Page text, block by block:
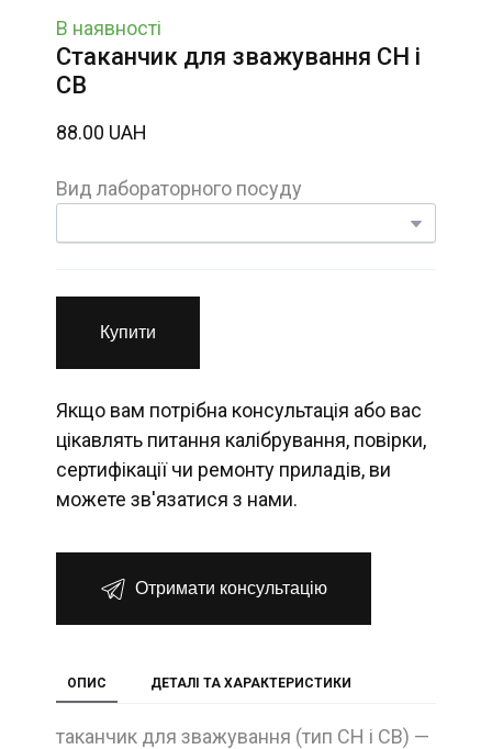
В наявності
Стаканчик для зважування СН і
СВ
88.00 UAH
Вид лабораторного посуду
Купити
Якщо вам потрібна консультація або вас
цікавлять питання калібрування, повірки,
сертифікації чи ремонту приладів, ви
можете зв'язатися з нами.
Отримати консультацію
ОПИС ДЕТАЛІ ТА ХАРАКТЕРИСТИКИ
таканчик для зважування (тип СН і СВ) —